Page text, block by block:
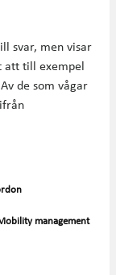
svar, men visar
att till exempel
de som vågar
management